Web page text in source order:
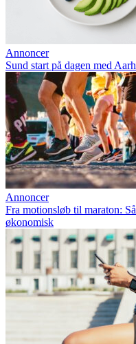
Annoncer
Sund start på dagen med
Annoncer
Fra motionsløb til maraton:
økonomisk